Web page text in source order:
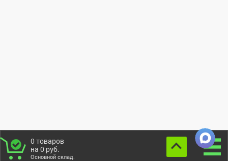
0 товаров
на 0 руб.
Основной склад.